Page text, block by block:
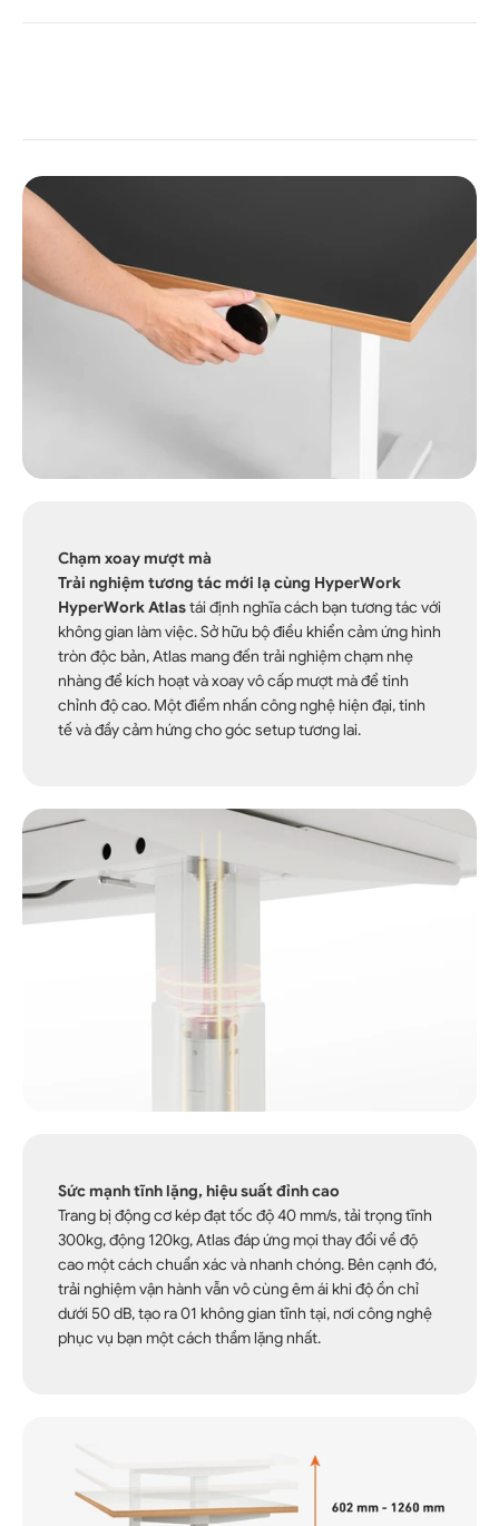
Chạm xoay mượt mà
Trải nghiệm tương tác mới lạ cùng HyperWork
HyperWork Atlastái định nghĩa cách bạn tương tác với
không gian làm việc. Sở hữu bộ điều khiển cảm ứng hình
tròn độc bản, Atlas mang đến trải nghiệm chạm nhẹ
nhàng để kích hoạt và xoay vô cấp mượt mà để tinh
chỉnh độ cao. Một điểm nhấn công nghệ hiện đại, tinh
tế và đầy cảm hứng cho góc setup tương lai.
Sức mạnh tĩnh lặng, hiệu suất đỉnh cao
Trang bị động cơ kép đạt tốc độ 40 mm/s, tải trọng tĩnh
300kg, động 120kg, Atlas đáp ứng mọi thay đổi về độ
cao một cách chuẩn xác và nhanh chóng. Bên cạnh đó,
trải nghiệm vận hành vẫn vô cùng êm ái khi độ ồn chỉ
dưới 50 dB, tạo ra 01 không gian tĩnh tại, nơi công nghệ
phục vụ bạn một cách thầm lặng nhất.